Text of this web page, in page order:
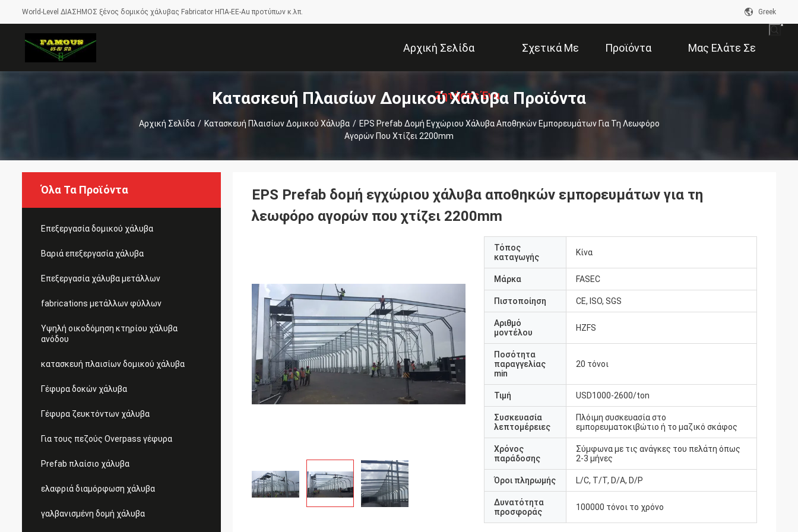
World-Level ΔΙΑΣΗΜΟΣ ξένος δομικός χάλυβας Fabricator ΗΠΑ-ΕΕ-Au προτύπων κ.λπ. Greek
Αρχική Σελίδα Σχετικά Με
Εμάς
Προϊόντα Μας Ελάτε Σε
Επαφή Με
Ζητήστε Ένα
Απόσπασμα
Κατασκευή Πλαισίων Δομικού Χάλυβα Προϊόντα
Αρχική Σελίδα / Κατασκευή Πλαισίων Δομικού Χάλυβα / EPS Prefab Δομή Εγχώριου Χάλυβα Αποθηκών Εμπορευμάτων Για Τη Λεωφόρο
Αγορών Που Χτίζει 2200mm
Όλα Τα Προϊόντα
Επεξεργασία δομικού χάλυβα
Βαριά επεξεργασία χάλυβα
Επεξεργασία χάλυβα μετάλλων
fabrications μετάλλων φύλλων
Υψηλή οικοδόμηση κτηρίου χάλυβα
ανόδου
κατασκευή πλαισίων δομικού χάλυβα
Γέφυρα δοκών χάλυβα
Γέφυρα ζευκτόντων χάλυβα
Για τους πεζούς Overpass γέφυρα
Prefab πλαίσιο χάλυβα
ελαφριά διαμόρφωση χάλυβα
γαλβανισμένη δομή χάλυβα
EPS Prefab δομή εγχώριου χάλυβα αποθηκών εμπορευμάτων για τη
λεωφόρο αγορών που χτίζει 2200mm
Τόπος
καταγωγής
Κίνα
Μάρκα FASEC
Πιστοποίηση CE, ISO, SGS
Αριθμό
μοντέλου
HZFS
Ποσότητα
παραγγελίας
min
20 τόνοι
Τιμή USD1000-2600/ton
Συσκευασία
λεπτομέρειες
Πλόιμη συσκευασία στο
εμπορευματοκιβώτιο ή το μαζικό σκάφος
Χρόνος
παράδοσης
Σύμφωνα με τις ανάγκες του πελάτη όπως
2-3 μήνες
Όροι πληρωμής L/C, T/T, D/A, D/P
Δυνατότητα
προσφοράς
100000 τόνοι το χρόνο